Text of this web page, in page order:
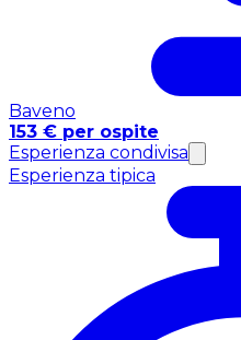
Baveno
153 € per ospite
Esperienza condivisa
Esperienza tipica